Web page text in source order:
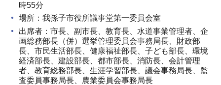
時55分
場所：我孫子市役所議事堂第一委員会室
出席者：市長、副市長、教育長、水道事業管理者、企
画総務部長（併）選挙管理委員会事務局長、財政部
長、市民生活部長、健康福祉部長、子ども部長、環境
経済部長、建設部長、都市部長、消防長、会計管理
者、教育総務部長、生涯学習部長、議会事務局長、監
査委員事務局長、農業委員会事務局長